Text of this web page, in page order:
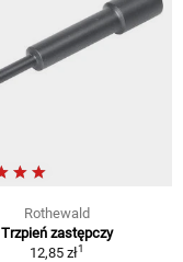
Rothewald
Trzpień zastępczy
12,85 zł1